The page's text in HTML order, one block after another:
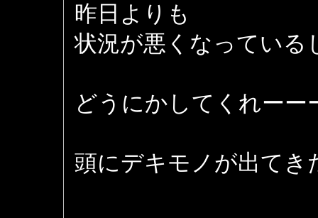
昨日よりも
状況が悪くなっている
どうにかしてくれーー
頭にデキモノが出てき